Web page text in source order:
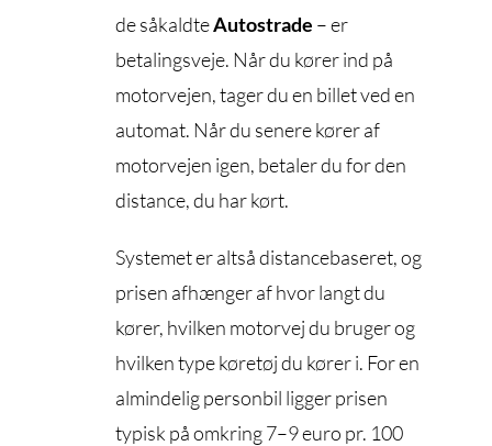
de såkaldteAutostrade – er
betalingsveje. Når du kører ind på
motorvejen, tager du en billet ved en
automat. Når du senere kører af
motorvejen igen, betaler du for den
distance, du har kørt.
Systemet er altså distancebaseret, og
prisen afhænger af hvor langt du
kører, hvilken motorvej du bruger og
hvilken type køretøj du kører i. For en
almindelig personbil ligger prisen
typisk på omkring 7–9 euro pr. 100